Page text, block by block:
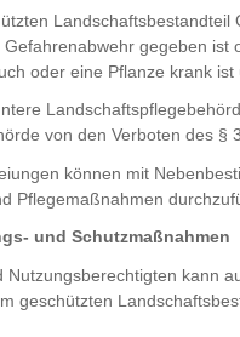
Gefahrenabwehr gegeben ist
oder eine Pflanze krank
von den Verboten des §
können mit
Pflegemaßnahmen
und Schutzmaßnahmen
Nutzungsberechtigten kann
geschützten